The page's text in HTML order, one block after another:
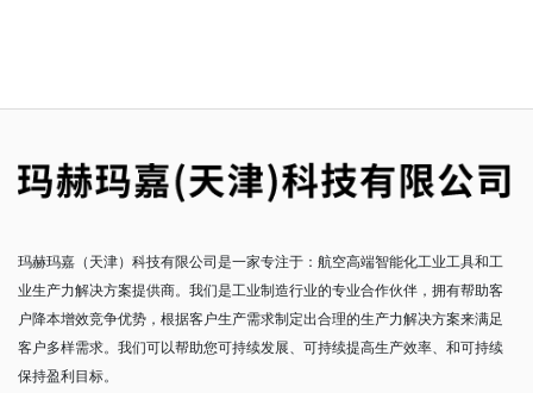
玛赫玛嘉（天津）科技有限公司是一家专注于：航空高端智能化工业工具和工
业生产力解决方案提供商。我们是工业制造行业的专业合作伙伴，拥有帮助客
户降本增效竞争优势，根据客户生产需求制定出合理的生产力解决方案来满足
客户多样需求。我们可以帮助您可持续发展、可持续提高生产效率、和可持续
保持盈利目标。